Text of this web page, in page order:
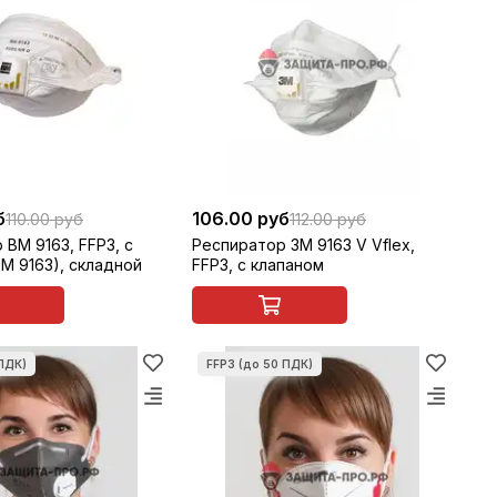
110.00 руб
9163, FFP3, с
(3M 9163), складной
106.00 руб112.00 руб
Респиратор 3M 9163 V Vflex,
FFP3, с клапаном